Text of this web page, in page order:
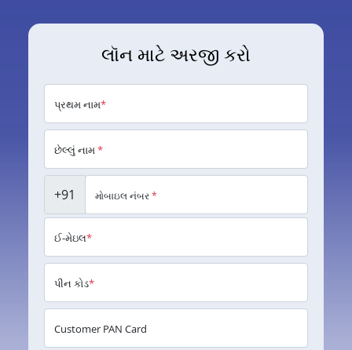
લૉન માટે અરજી કરો
પ્રથમ નામ*
છેલ્લું નામ*
+91 મોબાઇલ નંબર*
ઈ-મેઇલ*
પીન કોડ*
Customer PAN Card